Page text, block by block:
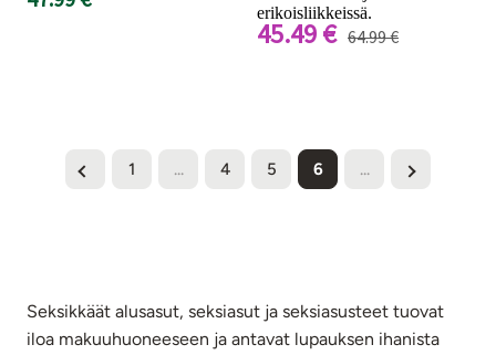
erikoisliikkeissä.
45.49 € 64.99 €
1 ... 4 5 6 ...
Seksikkäät alusasut, seksiasut ja seksiasusteet tuovat
iloa makuuhuoneeseen ja antavat lupauksen ihanista